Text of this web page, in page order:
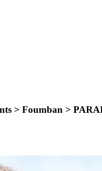
> Foumban >